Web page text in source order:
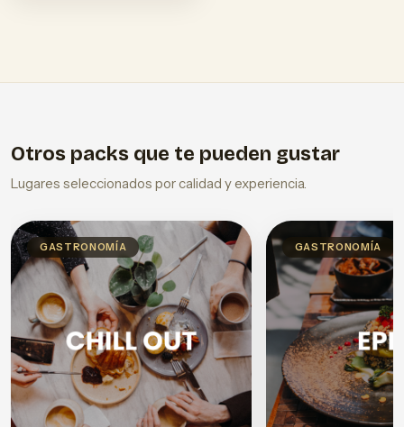
Otros packs que te pueden gustar
Lugares seleccionados por calidad y experiencia.
GASTRONOMÍA GASTRONOMÍA